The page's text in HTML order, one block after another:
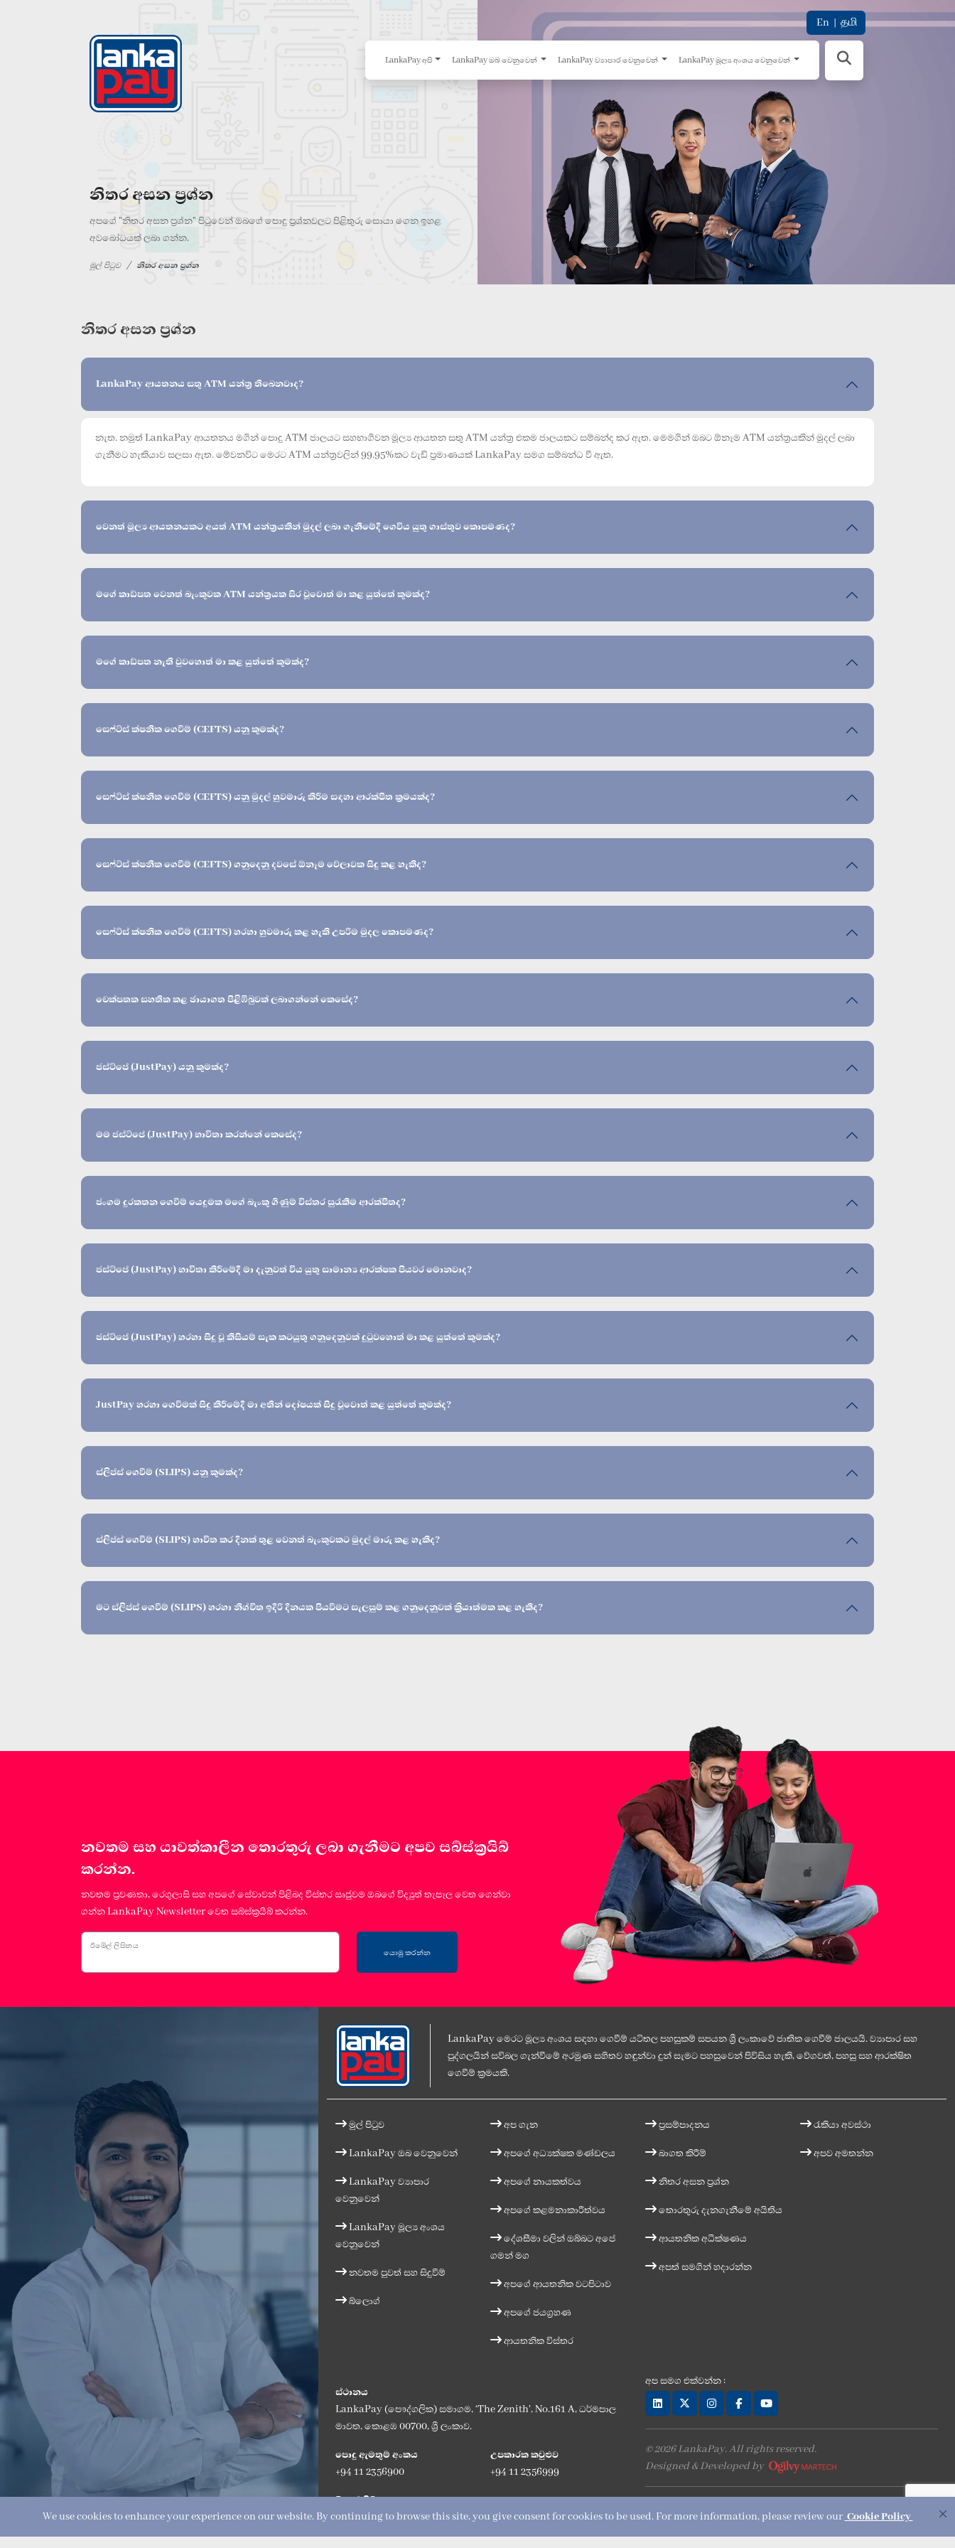
We use cookies to enhance your experience on our website. By continuing to browse this site, you give consent for cookies to be used. For more information, please review our Cookie Policy
En | தமி
LankaPay අපි LankaPay ඔබ වෙනුවෙන් LankaPay ව්‍යාපාර වෙනුවෙන් LankaPay මූල්‍ය අංශය වෙනුවෙන්
නිතර අසන ප්‍රශ්න
අපගේ "නිතර අසන ප්‍රශ්න" පිටුවෙන් ඔබගේ පොදු ප්‍රශ්නවලට පිළිතුරු සොයා ගෙන ඉහළ
අවබෝධයක් ලබා ගන්න.
මුල් පිටුව නිතර අසන ප්‍රශ්න
නිතර අසන ප්‍රශ්න
LankaPay ආයතනය සතු ATM යන්ත්‍ර තිබෙනවාද?
නැත. නමුත් LankaPay ආයතනය මගින් පොදු ATM ජාලයට සහභාගිවන මූල්‍ය ආයතන සතු ATM යන්ත්‍ර එකම ජාලයකට සම්බන්ද කර ඇත. මෙමගින් ඔබට ඕනෑම ATM යන්ත්‍රයකින් මුදල් ලබා
ගැනීමට හැකියාව සලසා ඇත. මේවනවිට මෙරට ATM යන්ත්‍රවලින් 99.95%කට වැඩි ප්‍රමාණයක් LankaPay සමග සම්බන්ධ වී ඇත.
වෙනත් මූල්‍ය ආයතනයකට අයත් ATM යන්ත්‍රයකින් මුදල් ලබා ගැනීමේදී ගෙවිය යුතු ගාස්තුව කොපමණද?
මගේ කාඩ්පත වෙනත් බැංකුවක ATM යන්ත්‍රයක සිර වූවොත් මා කළ යුත්තේ කුමක්ද?
මගේ කාඩ්පත නැති වුවහොත් මා කළ යුත්තේ කුමක්ද?
සෙෆ්ට්ස් ක්ෂනික ගෙවීම් (CEFTS) යනු කුමක්ද?
සෙෆ්ට්ස් ක්ෂනික ගෙවීම් (CEFTS) යනු මුදල් හුවමාරු කිරීම සඳහා ආරක්ෂිත ක්‍රමයක්ද?
සෙෆ්ට්ස් ක්ෂනික ගෙවීම් (CEFTS) ගනුදෙනු දවසේ ඕනෑම වේලාවක සිදු කළ හැකිද?
සෙෆ්ට්ස් ක්ෂනික ගෙවීම් (CEFTS) හරහා හුවමාරු කළ හැකි උපරිම මුදල කොපමණද?
චෙක්පතක සහතික කළ ඡායාගත පිළිඹිබුවක් ලබාගන්නේ කෙසේද?
ජස්ට්පේ (JustPay) යනු කුමක්ද?
මම ජස්ට්පේ (JustPay) භාවිතා කරන්නේ කෙසේද?
ජංගම දුරකතන ගෙවීම් යෙදුමක මගේ බැංකු ගිණුම් විස්තර සුරැකීම ආරක්ෂිතද?
ජස්ට්පේ (JustPay) භාවිතා කිරීමේදී මා දැනුවත් විය යුතු සාමාන්‍ය ආරක්ෂක පියවර මොනවාද?
ජස්ට්පේ (JustPay) හරහා සිදු වූ කිසියම් සැක කටයුතු ගනුදෙනුවක් දුටුවහොත් මා කළ යුත්තේ කුමක්ද?
JustPay හරහා ගෙවීමක් සිදු කිරීමේදී මා අතින් දෝෂයක් සිදු වූවොත් කළ යුත්තේ කුමක්ද?
ස්ලිප්ස් ගෙවීම් (SLIPS) යනු කුමක්ද?
ස්ලිප්ස් ගෙවීම් (SLIPS) භාවිත කර දිනක් තුළ වෙනත් බැංකුවකට මුදල් මාරු කළ හැකිද?
මට ස්ලිප්ස් ගෙවීම් (SLIPS) හරහා නිශ්චිත ඉදිරි දිනයක පියවීමට සැලසුම් කළ ගනුදෙනුවක් ක්‍රියාත්මක කළ හැකිද?
නවතම සහ යාවත්කාලීන තොරතුරු ලබා ගැනීමට අපව සබ්ස්ක්‍රයිබ්
කරන්න.
නවතම ප්‍රවණතා, රෙගුලාසි සහ අපගේ සේවාවන් පිළිබද විස්තර සෘජුවම ඔබගේ විද්‍යුත් තැපෑල වෙත ගෙන්වා
ගන්න LankaPay Newsletter වෙත සබ්ස්ක්‍රයිබ් කරන්න.
ඊමේල් ලිපිනය
යොමු කරන්න
LankaPay මෙරට මූල්‍ය අංශය සඳහා ගෙවීම් යටිතල පහසුකම් සපයන ශ්‍රී ලංකාවේ ජාතික ගෙවීම් ජාලයයි. ව්‍යාපාර සහ
පුද්ගලයින් සවිබල ගැන්වීමේ අරමුණ සහිතව හඳුන්වා දුන් සැමට පහසුවෙන් පිවිසිය හැකි, වේගවත්, පහසු සහ ආරක්ෂිත
ගෙවීම් ක්‍රමයකි.
මුල් පිටුව
LankaPay ඔබ වෙනුවෙන්
LankaPay ව්‍යාපාර
වෙනුවෙන්
LankaPay මූල්‍ය අංශය
වෙනුවෙන්
නවතම පුවත් සහ සිදුවීම්
බ්ලොග්
අප ගැන
අපගේ අධ්‍යක්ෂක මණ්ඩලය
අපගේ නායකත්වය
අපගේ කළමනාකාරීත්වය
දේශසීමා වලින් ඔබ්බට අපේ
ගමන් මග
අපගේ ආයතනික වටපිටාව
අපගේ ජයග්‍රහණ
ආයතනික විස්තර
ප්‍රසම්පාදනය
බාගත කිරීම්
නිතර අසන ප්‍රශ්න
තොරතුරු දැනගැනීමේ අයිතිය
ආයතනික අධීක්ෂණය
අපත් සමගින් හදාරන්න
රැකියා අවස්ථා
අපව අමතන්න
ස්ථානය
LankaPay (පෞද්ගලික) සමාගම, ‘The Zenith', No.161 A, ධර්මපාල
මාවත, කොළඹ 00700, ශ්‍රී ලංකාව.
පොදු ඇමතුම් අංකය
+94 11 2356900
උපකාරක කවුළුව
+94 11 2356999
විද්‍යුත් ලිපිනය
info@lankapay.net
අප සමග එක්වන්න :
© 2026 LankaPay. All rights reserved.
Designed & Developed by